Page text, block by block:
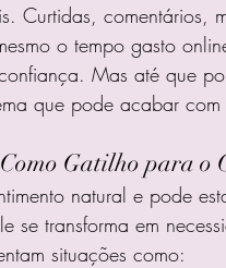
Curtidas, comentários,
o tempo gasto
Mas até que
que pode acabar
Gatilho para o
natural e pode
se transforma em
situações como: